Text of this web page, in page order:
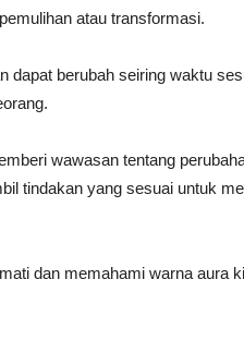
atau transformasi.
dapat berubah seiring waktu
wawasan tentang
tindakan yang sesuai untuk
dan memahami warna aura